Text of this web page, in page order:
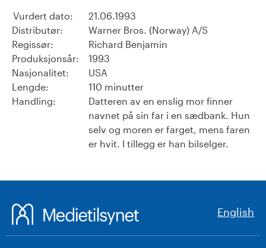
Vurdert dato:
21.06.1993
Distributør:
Warner Bros. (Norway) A/S
Regissør:
Richard Benjamin
Produksjonsår:
1993
Nasjonalitet:
USA
Lengde:
110 minutter
Handling:
Datteren av en enslig mor finner
navnet på sin far i en sædbank. Hun
selv og moren er farget, mens faren
er hvit. I tillegg er han bilselger.
English